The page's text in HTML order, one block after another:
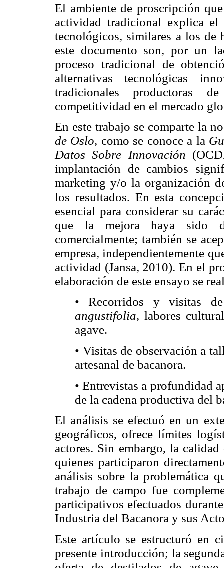
El ambiente de proscripción
actividad tradicional explica el
tecnológicos, similares a los de
este documento son, por un
proceso tradicional de
alternativas tecnológicas
tradicionales productoras
competitividad en el mercado
En este trabajo se comparte la
de Oslo, como se conoce a la
Datos Sobre Innovación
implantación de cambios
marketing y/o la organización
los resultados. En esta
esencial para considerar su
que la mejora haya sido
comercialmente; también se
empresa, independientemente
actividad (Jansa, 2010). En el
elaboración de este ensayo se
• Recorridos y visitas
angustifolia, labores
agave.
• Visitas de observación a
artesanal de bacanora.
• Entrevistas a profundidad
de la cadena productiva del
El análisis se efectuó en un
geográficos, ofrece límites
actores. Sin embargo, la
quienes participaron
análisis sobre la problemática
trabajo de campo fue
participativos efectuados
Industria del Bacanora y sus
Este artículo se estructuró en
presente introducción; la